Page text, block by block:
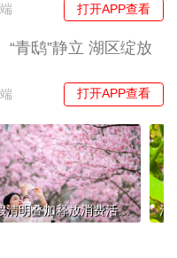
打开APP查看
“青鸱”静立 湖区绽放
打开APP查看
春假清明叠加释放消费活力，这个“小黄金周”您去哪儿了？